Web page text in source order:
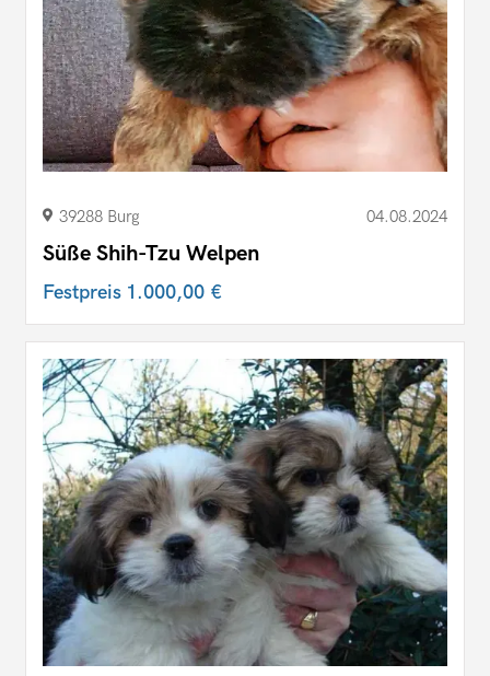
39288 Burg 04.08.2024
Süße Shih-Tzu Welpen
Festpreis 1.000,00 €